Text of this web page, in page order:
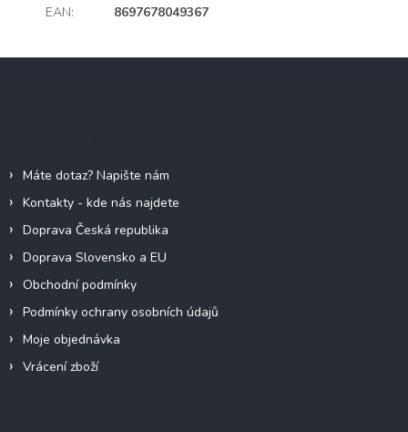
EAN: 8697678049367
Máte dotaz? Napište nám
Kontakty - kde nás najdete
Doprava Česká republika
Doprava Slovensko a EU
Obchodní podmínky
Podmínky ochrany osobních údajů
Moje objednávka
Vrácení zboží